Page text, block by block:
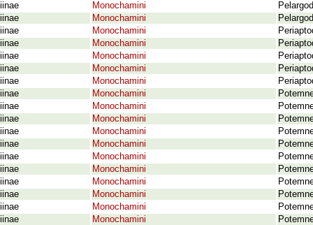
Monochamini
Monochamini
Monochamini
Monochamini
Monochamini
Monochamini
Monochamini
Monochamini
Monochamini
Monochamini
Monochamini
Monochamini
Monochamini
Monochamini
Monochamini
Monochamini
Monochamini
Monochamini